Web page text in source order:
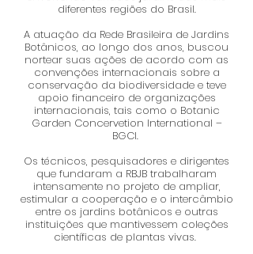
diferentes regiões do Brasil.
A atuação da Rede Brasileira de Jardins
Botânicos, ao longo dos anos, buscou
nortear suas ações de acordo com as
convenções internacionais sobre a
conservação da biodiversidade e teve
apoio financeiro de organizações
internacionais, tais como o Botanic
Garden Concervetion International –
BGCI.
Os técnicos, pesquisadores e dirigentes
que fundaram a RBJB trabalharam
intensamente no projeto de ampliar,
estimular a cooperação e o intercâmbio
entre os jardins botânicos e outras
instituições que mantivessem coleções
científicas de plantas vivas.